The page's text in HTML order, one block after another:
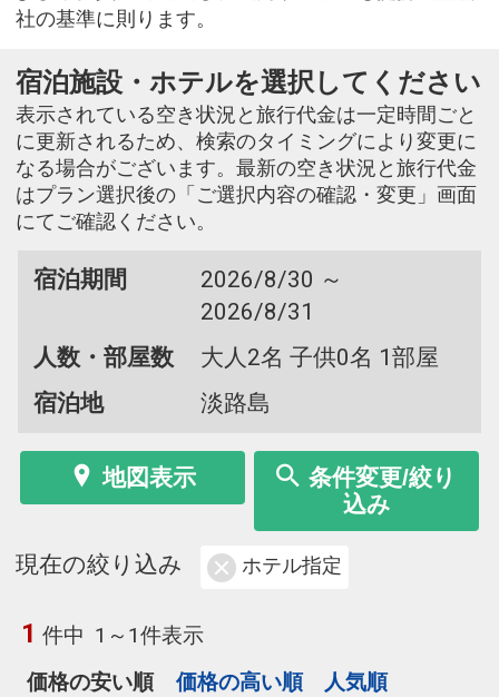
社の基準に則ります。
宿泊施設・ホテルを選択してください
表示されている空き状況と旅行代金は一定時間ごと
に更新されるため、検索のタイミングにより変更に
なる場合がございます。最新の空き状況と旅行代金
はプラン選択後の「ご選択内容の確認・変更」画面
にてご確認ください。
宿泊期間
2026/8/30 ～
2026/8/31
人数・部屋数
大人2名 子供0名 1部屋
宿泊地
淡路島
地図表示
条件変更/絞り
込み
現在の絞り込み ホテル指定
1 件中 1～1件表示
価格の安い順
価格の高い順 人気順